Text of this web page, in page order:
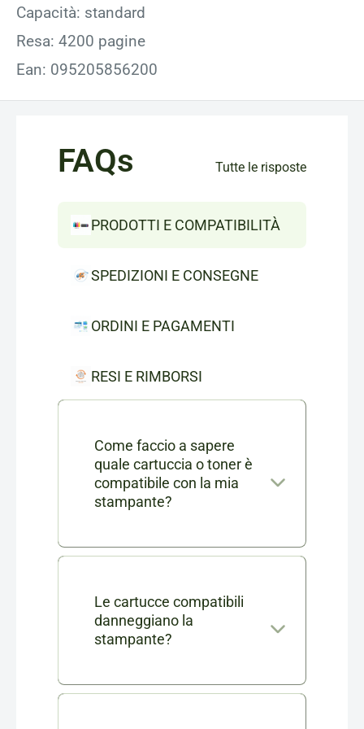
Capacità: standard
Resa: 4200 pagine
Ean: 095205856200
FAQs Tutte le risposte
PRODOTTI E COMPATIBILITÀ
SPEDIZIONI E CONSEGNE
ORDINI E PAGAMENTI
RESI E RIMBORSI
Come faccio a sapere
quale cartuccia o toner è
compatibile con la mia
stampante?
Nella scheda di ogni prodotto
completo dei modelli di
stampanti compatibili. Se ti
contattarci in chat o via mail a
Le cartucce compatibili
danneggiano la
stampante?
No, le nostre cartucce